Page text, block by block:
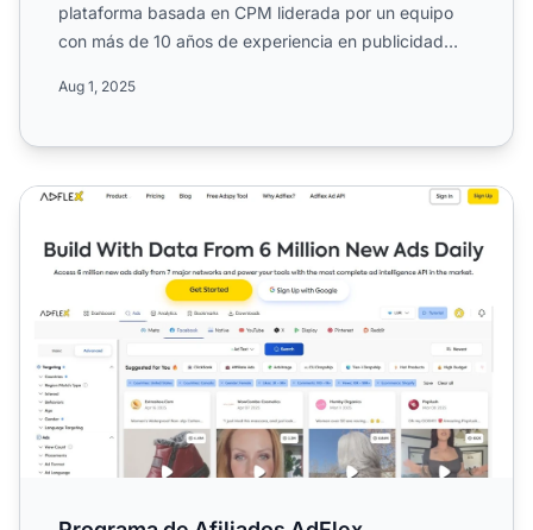
plataforma basada en CPM liderada por un equipo
con más de 10 años de experiencia en publicidad
Aug 1, 2025
Programa de Afiliados AdFlex